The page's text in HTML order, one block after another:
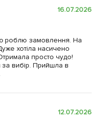
16.07.2026
роблю замовлення. На
хотіла насичено
просто чудо!
за вибір. Прийшла в
12.07.2026